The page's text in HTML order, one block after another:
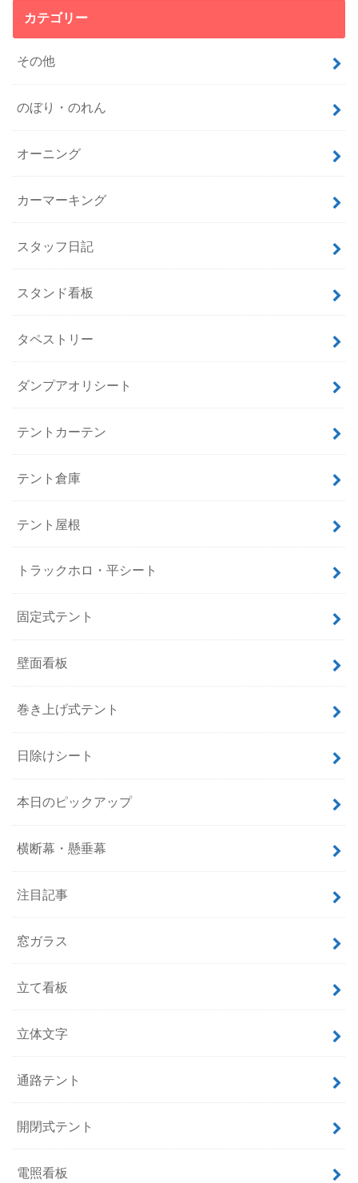
カテゴリー
その他
のぼり・のれん
オーニング
カーマーキング
スタッフ日記
スタンド看板
タペストリー
ダンプアオリシート
テントカーテン
テント倉庫
テント屋根
トラックホロ・平シート
固定式テント
壁面看板
巻き上げ式テント
日除けシート
本日のピックアップ
横断幕・懸垂幕
注目記事
窓ガラス
立て看板
立体文字
通路テント
開閉式テント
電照看板